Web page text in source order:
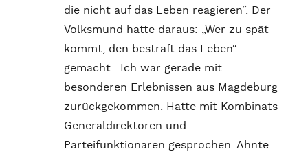
die nicht auf das Leben reagieren“. Der
Volksmund hatte daraus: „Wer zu spät
kommt, den bestraft das Leben“
gemacht. Ich war gerade mit
besonderen Erlebnissen aus Magdeburg
zurückgekommen. Hatte mit Kombinats-
Generaldirektoren und
Parteifunktionären gesprochen. Ahnte